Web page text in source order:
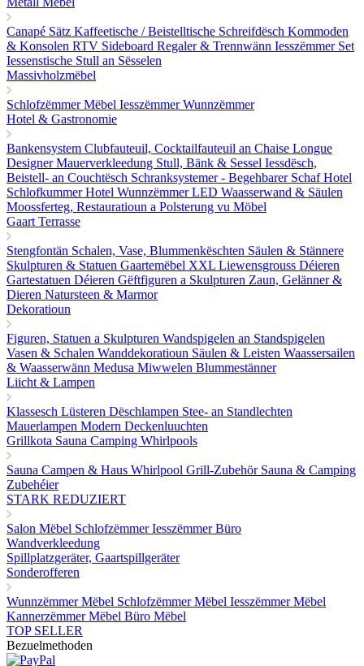
Canapé Sätz Kaffeetische / Beistelltische Schreifdësch Kommoden
& Konsolen RTV Sideboard Regaler & Trennwänn Iesszëmmer Set
Iessenstische Stull an Sësselen
Massivholzmëbel
Schlofzëmmer Mëbel IesszëmmerWunnzëmmer
Hotel & Gastronomie
Bankensystem Clubfauteuil, Cocktailfauteuil an Chaise Longue
Designer Mauerverkleedung Stull, Bänk & Sessel Iessdësch,
Beistell- an Couchtësch Schranksystemer - Begehbarer SchafHotel
SchlofkummerHotel WunnzëmmerLED Waasserwand & Säulen
Moossferteg, Restauratioun a Polsterung vu Möbel
Gaart Terrasse
Stengfontän Schalen, Vase, Blummenkëschten Säulen & Stännere
Skulpturen & Statuen Gaartemëbel XXL Liewensgrouss Déieren
Gartestatuen Déieren Gëftfiguren a Skulpturen Zaun, Gelänner &
Dieren Natursteen & Marmor
Dekoratioun
Figuren, Statuen a Skulpturen Wandspigelen an Standspigelen
Vasen & Schalen Wanddekoratioun Säulen & Leisten Waassersailen
& Waasserwänn Medusa Miwwelen Blummestänner
Liicht & Lampen
Klassesch Lüsteren Dëschlampen Stee- an Standlechten
Mauerlampen Modern Deckenluuchten
Grillkota Sauna Camping Whirlpools
Sauna Campen & Haus Whirlpool Grill-Zubehör Sauna & Camping
Zubehéier
STARK REDUZIERT
Salon Mëbel SchlofzëmmerIesszëmmerBüro
Wandverkleedung
Spillplatzgeräter, Gaartspillgeräter
Sonderofferen
Wunnzëmmer Mëbel Schlofzëmmer Mëbel Iesszëmmer Mëbel
Kannerzëmmer Mëbel Büro Mëbel
TOP SELLER
Bezuelmethoden